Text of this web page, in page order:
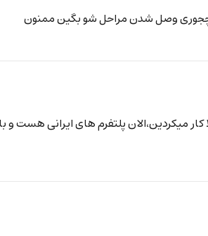
چجوری وصل شدن مراحل شو بگین ممنون
پلتفرم های ایرانی هست و